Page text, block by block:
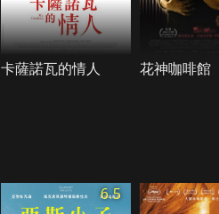
卡薩諾瓦的情人 花神咖啡館
6.5